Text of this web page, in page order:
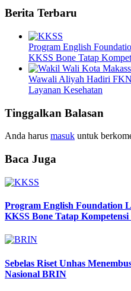
Berita Terbaru
Program English
KKSS Bone Tatap
Wawali Aliyah Hadiri
Layanan Kesehatan
Tinggalkan Balasan
Anda harus masuk untuk
Baca Juga
Program English Foundation
KKSS Bone Tatap
Sebelas Riset Unhas
Nasional BRIN